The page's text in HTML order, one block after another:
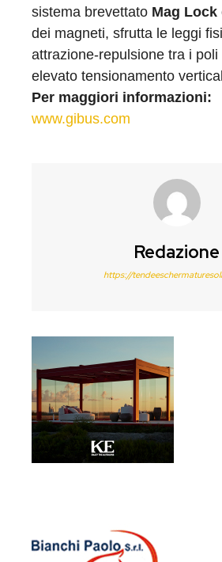
sistema brevettato Mag Lock
dei magneti, sfrutta le leggi
attrazione-repulsione tra i
elevato tensionamento
Per maggiori informazioni:
www.gibus.com
Redazione
https://